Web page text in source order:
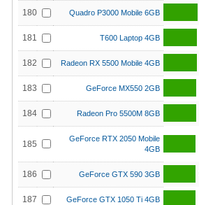
180 Quadro P3000 Mobile 6GB
181 T600 Laptop 4GB
182 Radeon RX 5500 Mobile 4GB
183 GeForce MX550 2GB
184 Radeon Pro 5500M 8GB
185
GeForce RTX 2050 Mobile
4GB
186 GeForce GTX 590 3GB
187 GeForce GTX 1050 Ti 4GB